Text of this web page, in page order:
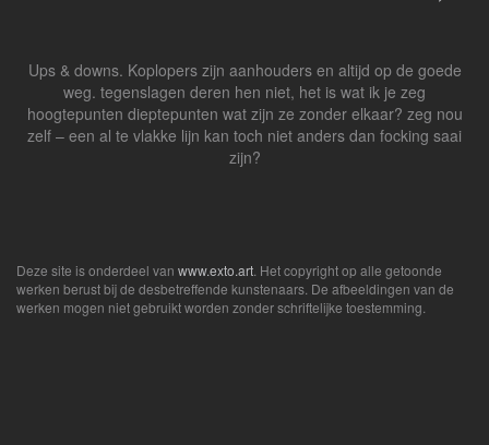
Ups & downs. Koplopers zijn aanhouders en altijd op de goede
weg. tegenslagen deren hen niet, het is wat ik je zeg
hoogtepunten dieptepunten wat zijn ze zonder elkaar? zeg nou
zelf – een al te vlakke lijn kan toch niet anders dan focking saai
zijn?
Deze site is onderdeel van www.exto.art . Het copyright op alle getoonde
werken berust bij de desbetreffende kunstenaars. De afbeeldingen van de
werken mogen niet gebruikt worden zonder schriftelijke toestemming.